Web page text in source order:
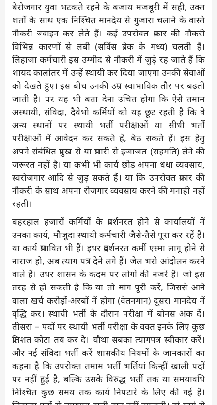
बेरोजगार युवा भटकते रहने के बजाय मजबूरी में सही, उक्त
शर्तों के साथ एक निश्चित मानदेय से गुजारा चलाने के वास्ते
नौकरी ज्वाइन कर लेते हैं। कई उपरोक्त प्रकार की नौकरी
विभिन्न कारणों से लंबी (सर्विस ब्रेक के मध्य) चलती हैं।
लिहाजा कर्मचारी इस उम्मीद से नौकरी में जुड़े रह जाते हैं कि
शायद कालांतर में उन्हें स्थायी कर दिया जाएगा उनकी सेवाओं
को देखते हुए। इस बीच उनकी उम्र स्वाभाविक तौर पर बढ़ती
जाती है। पर यह भी बता देना उचित होगा कि ऐसे तमाम
अस्थायी, संविदा, दैवेभो कर्मियों को यह छूट रहती है कि वे
अन्य स्थानों पर स्थायी भर्ती परीक्षाओं या सीधी भर्ती
परीक्षाओं में आवेदन कर सकते हैं, बैठ सकते हैं। इस हेतु
अपने संबंधित प्रमुख से या प्रभारी से इजाजत (सहमति) लेने की
जरूरत नहीं है। या कभी भी कार्य छोड़ अपना धंधा व्यवसाय,
स्वरोजगार आदि से जुड़ सकते हैं। या कि उपरोक्त प्रकार की
नौकरी के साथ अपना रोजगार व्यवसाय करने की मनाही नहीं
रहती।
बहरहाल हजारों कर्मियों के प्रदर्शनरत होने से कार्यालयों में
उनका कार्य, मौजूदा स्थायी कर्मचारी जैसे-तैसे पूरा कर रहें हैं।
या कार्य प्रभावित भी हैं। इधर प्रदर्शनरत कर्मी एस्मा लागू होने से
नाराज हो, अब त्याग पत्र देने लगे हैं। जेल भरो आंदोलन करने
वाले हैं। उधर शासन के कदम पर लोगों की नजरें हैं। जो इस
तरह से हो सकती है कि या तो मांग पूरी करें, जिससे आने
वाला खर्च करोड़ों-अरबों में होगा (वेतनमान) दूसरा मानदेय में
वृद्धि कर। स्थायी भर्ती के दौरान परीक्षा में बोनस अंक दें।
तीसरा – पदों पर स्थायी भर्ती परीक्षा के वक्त इनके लिए कुछ
प्रतिशत कोटा तय कर दे। चौथा सबका त्यागपत्र स्वीकार करें।
और नई संविदा भर्ती करें शासकीय नियमों के जानकारों का
कहना है कि उपरोक्त तमाम भर्ती भर्तियां किन्हीं खाली पदों
पर नहीं हुई है, बल्कि उसके विरुद्ध भर्ती तक या समयावधि
निश्चित कुछ समय तक कार्य निपटारे के लिए की गई हैं।